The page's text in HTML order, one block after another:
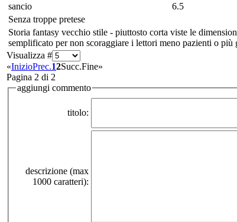
sancio 6.5
Senza troppe pretese
Storia fantasy vecchio stile - piuttosto corta viste le
semplificato per non scoraggiare i lettori meno pazienti o
Visualizza #
«InizioPrec.12Succ.Fine»
Pagina 2 di 2
aggiungi commento
titolo:
descrizione (max
1000 caratteri):